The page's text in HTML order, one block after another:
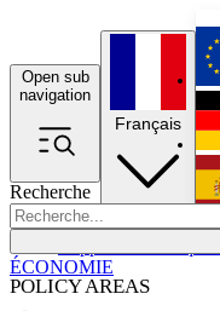
Open sub
navigation
Recherche
POLICY AREAS
Français
ÉCONOMIE